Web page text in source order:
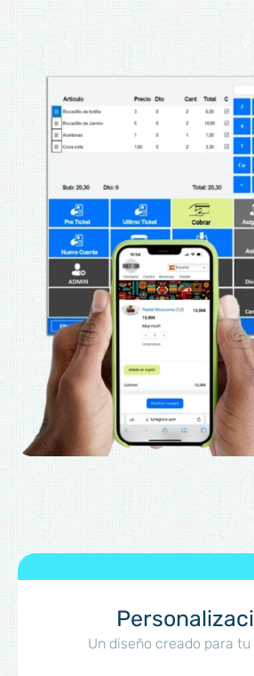
Un diseño creado para tu